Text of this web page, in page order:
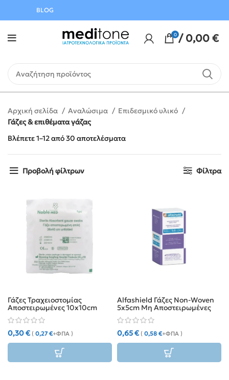
BLOG
0 / 0,00€
Αρχική σελίδα Αναλώσιμα
Επιδεσμικό υλικό
Γάζες & επιθέματα γάζας
Βλέπετε 1–12 από 30 αποτελέσματα
Προβολή φίλτρων Φίλτρα
Γάζες Τραχειοστομίας
Αποστειρωμένες 10x10cm
τύπου “Υ” (2 τμχ)
0,30€ ( 0,27€+ΦΠΑ )
Alfashield Γάζες Non-Woven
5x5cm Μη Αποστειρωμένες
4ply (100τμχ)
0,65€ ( 0,58 €+ΦΠΑ )
Αυγούστου